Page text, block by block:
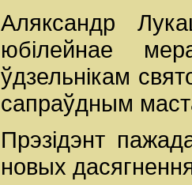
Аляксандр
юбілейнае
ўдзельнікам
сапраўдным
Прэзідэнт
новых